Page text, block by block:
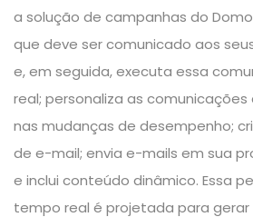
a solução de campanhas do
que deve ser comunicado aos
e, em seguida, executa essa
real; personaliza as
nas mudanças de desempenho;
de e-mail; envia e-mails em sua
e inclui conteúdo dinâmico. Essa
tempo real é projetada para